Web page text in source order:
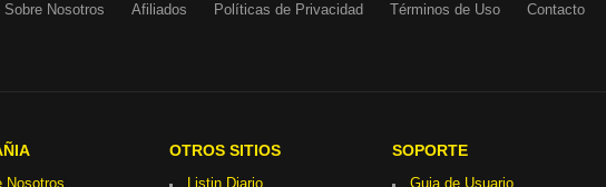
Sobre Nosotros Afiliados Políticas de Privacidad Términos de Uso Contacto
Nosotros
OTROS SITIOS
Listin Diario
SOPORTE
Guia de Usuario